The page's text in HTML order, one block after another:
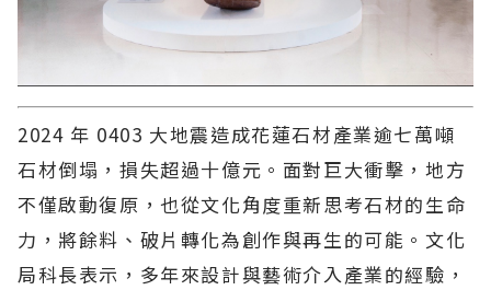
2024 年 0403 大地震造成花蓮石材產業逾七萬噸
石材倒塌，損失超過十億元。面對巨大衝擊，地方
不僅啟動復原，也從文化角度重新思考石材的生命
力，將餘料、破片轉化為創作與再生的可能。文化
局科長表示，多年來設計與藝術介入產業的經驗，